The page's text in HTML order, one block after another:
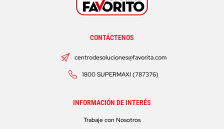
CONTÁCTENOS
centrodesoluciones@favorita.com
1800 SUPERMAXI (787376)
INFORMACIÓN DE INTERÉS
Trabaje con Nosotros